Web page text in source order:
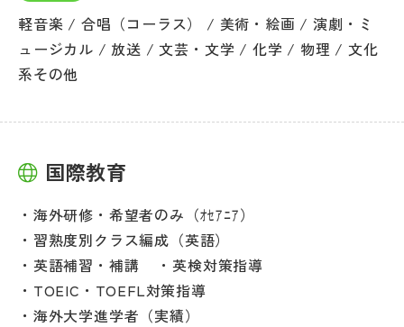
軽音楽 / 合唱（コーラス） / 美術・絵画 / 演劇・ミ
ュージカル / 放送 / 文芸・文学 / 化学 / 物理 / 文化
系その他
国際教育
海外研修・希望者のみ（ｵｾｱﾆｱ）
習熟度別クラス編成（英語）
英語補習・補講
英検対策指導
TOEIC・TOEFL対策指導
海外大学進学者（実績）